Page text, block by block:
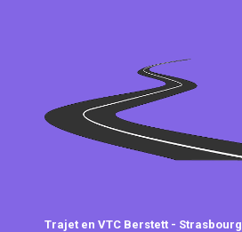
Trajet en VTC Berstett - Strasbourg